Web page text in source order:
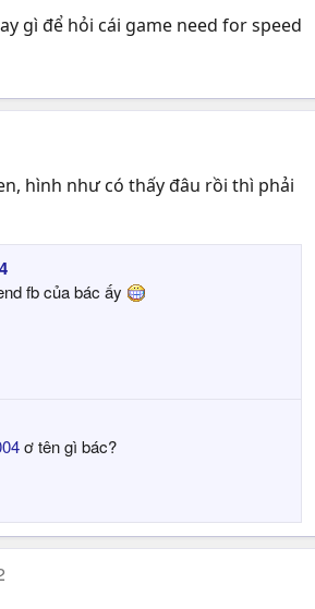
gì để hỏi cái game need for speed
hình như có thấy đâu rồi thì phải
fb của bác ấy
ơ tên gì bác?